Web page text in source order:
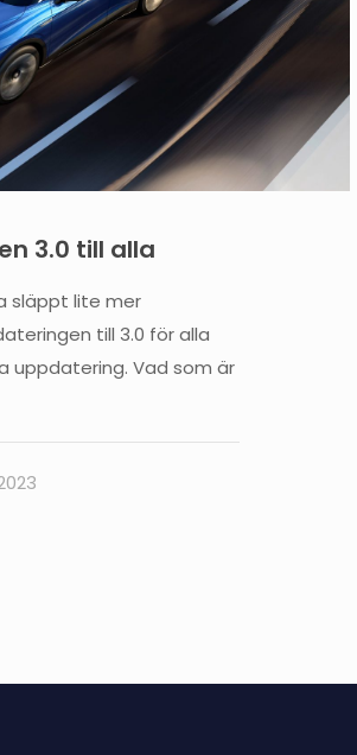
3.0 till alla
släppt lite mer
till 3.0 för alla
uppdatering. Vad som är